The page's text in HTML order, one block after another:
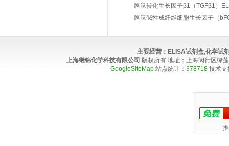
豚鼠转化生长因子β1（TGFβ1）
豚鼠碱性成纤维细胞生长因子（
主要经营： ELISA试剂盒,化学试
上海继锦化学科技有限公司 版权所有 地址：上海闵行区绿
GoogleSiteMap 站点统计： 378718 技术支